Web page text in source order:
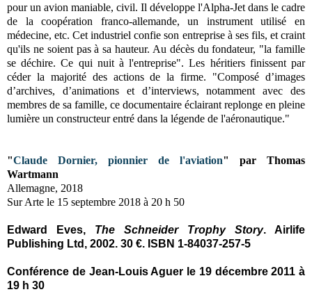
pour un avion maniable, civil. Il développe l'Alpha-Jet dans le cadre
de la coopération franco-allemande, un instrument utilisé en
médecine, etc. Cet industriel confie son entreprise à ses fils, et craint
qu'ils ne soient pas à sa hauteur. Au décès du fondateur, "la famille
se déchire. Ce qui nuit à l'entreprise". Les héritiers finissent par
céder la majorité des actions de la firme. "Composé d’images
d’archives, d’animations et d’interviews, notamment avec des
membres de sa famille, ce documentaire éclairant replonge en pleine
lumière un constructeur entré dans la légende de l'aéronautique."
"Claude Dornier, pionnier de l'aviation" par Thomas
Wartmann
Allemagne, 2018
Sur Arte le 15 septembre 2018 à 20 h 50
Edward Eves, The Schneider Trophy Story. Airlife
Publishing Ltd, 2002. 30 €. ISBN 1-84037-257-5
Conférence de Jean-Louis Aguer le 19 décembre 2011 à
19 h 30